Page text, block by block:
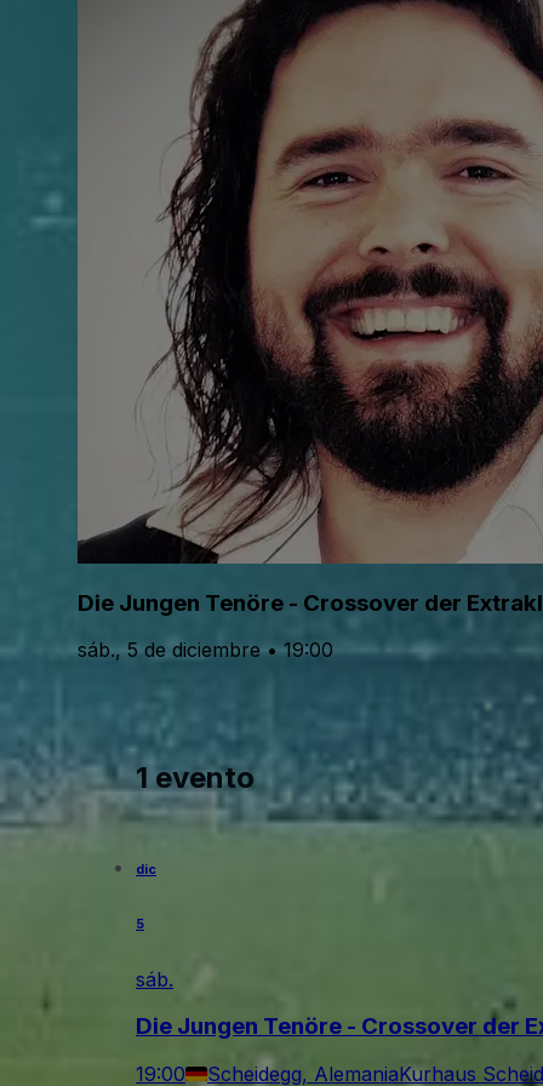
Die Jungen Tenöre - Crossover der
sáb., 5 de diciembre • 19:00
1 evento
dic
5
sáb.
Die Jungen Tenöre - Crossover der
19:00 Scheidegg, AlemaniaKurhaus